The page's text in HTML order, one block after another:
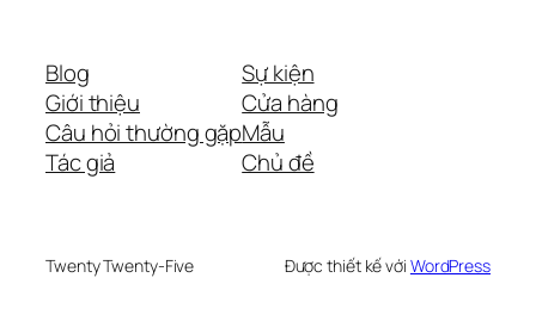
Blog
Giới thiệu
Câu hỏi thường gặp
Tác giả
Sự kiện
Cửa hàng
Mẫu
Chủ đề
Twenty Twenty-Five Được thiết kế với WordPress